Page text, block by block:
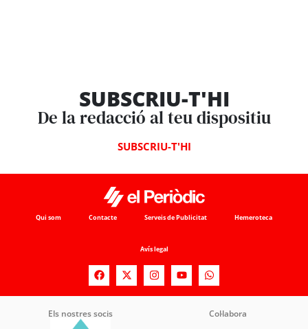
SUBSCRIU-T'HI
De la redacció al teu dispositiu
SUBSCRIU-T'HI
Qui som Contacte Serveis de Publicitat Hemeroteca
Avís legal
Els nostres socis Col·labora